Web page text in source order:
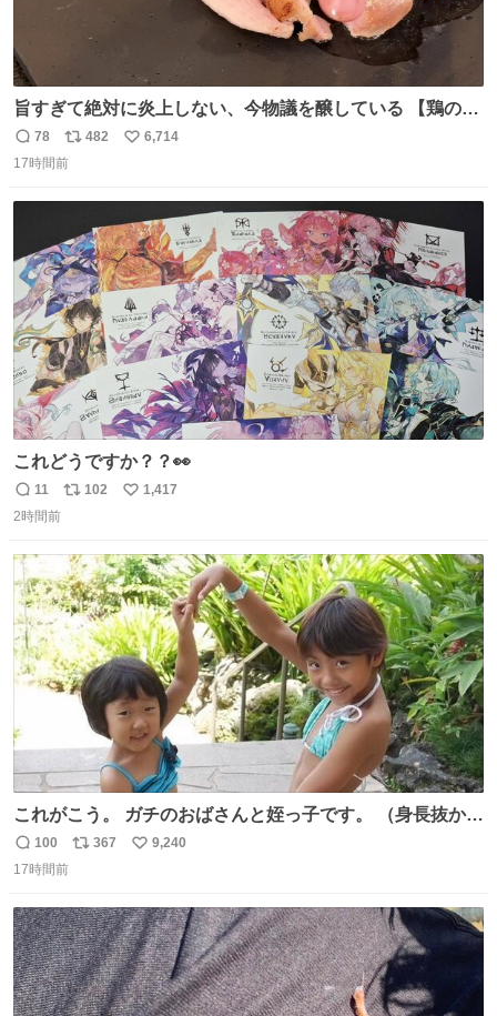
旨すぎて絶対に炎上しない、今物議を醸している 【鶏のた
たき】 を家で作る方法を教えます 鶏もも肉に特別な処理を
して大葉やみょうがなどの薬味と一緒にいただきます 夏に
youtu.be/s0jWxvy14_4
返
信
78
リ
ポ
数
482
い
6,714
17時間前
これどうですか？？👀
返
信
11
リ
ト
数
102
い
数
1,417
2時間前
これがこう。 ガチのおばさんと姪っ子です。 （身長抜かさ
返
信
100
リ
ト
数
367
い
数
9,240
17時間前